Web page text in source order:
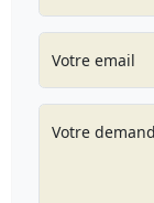
Votre email
Votre